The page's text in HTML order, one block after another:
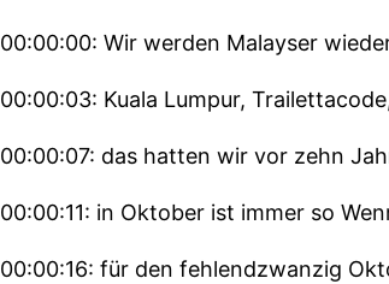
00:00:00: Wir werden Malayser
00:00:03: Kuala Lumpur,
00:00:07: das hatten wir vor zehn
00:00:11: in Oktober ist immer so
00:00:16: für den fehlendzwanzig